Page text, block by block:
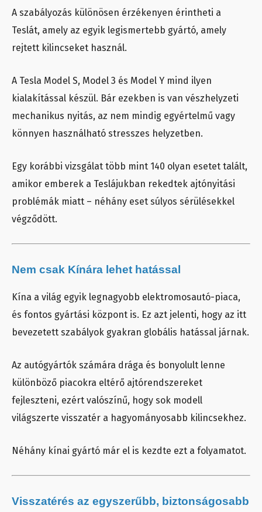
A szabályozás különösen érzékenyen érintheti a
Teslát, amely az egyik legismertebb gyártó, amely
rejtett kilincseket használ.
A Tesla Model S, Model 3 és Model Y mind ilyen
kialakítással készül. Bár ezekben is van vészhelyzeti
mechanikus nyitás, az nem mindig egyértelmű vagy
könnyen használható stresszes helyzetben.
Egy korábbi vizsgálat több mint 140 olyan esetet talált,
amikor emberek a Teslájukban rekedtek ajtónyitási
problémák miatt – néhány eset súlyos sérülésekkel
végződött.
Nem csak Kínára lehet hatással
Kína a világ egyik legnagyobb elektromosautó-piaca,
és fontos gyártási központ is. Ez azt jelenti, hogy az itt
bevezetett szabályok gyakran globális hatással járnak.
Az autógyártók számára drága és bonyolult lenne
különböző piacokra eltérő ajtórendszereket
fejleszteni, ezért valószínű, hogy sok modell
világszerte visszatér a hagyományosabb kilincsekhez.
Néhány kínai gyártó már el is kezdte ezt a folyamatot.
Visszatérés az egyszerűbb, biztonságosabb